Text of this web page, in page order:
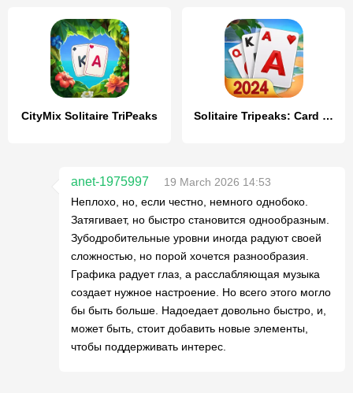
CityMix Solitaire TriPeaks Solitaire Tripeaks: Card Games
anet-1975997
19 March 2026 14:53
Неплохо, но, если честно, немного однобоко.
Затягивает, но быстро становится однообразным.
Зубодробительные уровни иногда радуют своей
сложностью, но порой хочется разнообразия.
Графика радует глаз, а расслабляющая музыка
создает нужное настроение. Но всего этого могло
бы быть больше. Надоедает довольно быстро, и,
может быть, стоит добавить новые элементы,
чтобы поддерживать интерес.